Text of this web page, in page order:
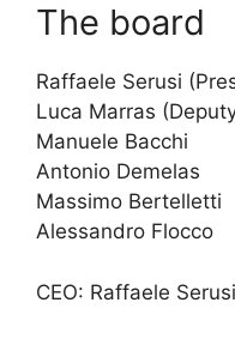
The board
Raffaele Serusi
Luca Marras
Manuele Bacchi
Antonio Demelas
Massimo Bertelletti
Alessandro Flocco
CEO: Raffaele